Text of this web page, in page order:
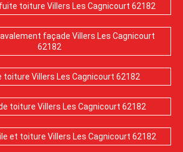
toiture Villers Les Cagnicourt 62182
façade Villers Les Cagnicourt
62182
toiture Villers Les Cagnicourt 62182
toiture Villers Les Cagnicourt 62182
et toiture Villers Les Cagnicourt 62182